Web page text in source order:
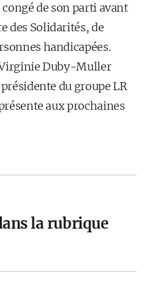
de son parti avant
des Solidarités, de
handicapées.
Virginie Duby-Muller
du groupe LR
aux prochaines
la rubrique